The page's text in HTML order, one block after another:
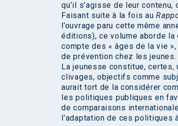
qu’il s’agisse de leur
Faisant suite à la fois au
l’ouvrage paru cette même
éditions), ce volume aborde
compte des « âges de la vie
de prévention chez les jeunes.
La jeunesse constitue,
clivages, objectifs comme
aurait tort de la considérer
les politiques publiques en
de comparaisons
l’adaptation de ces politiques